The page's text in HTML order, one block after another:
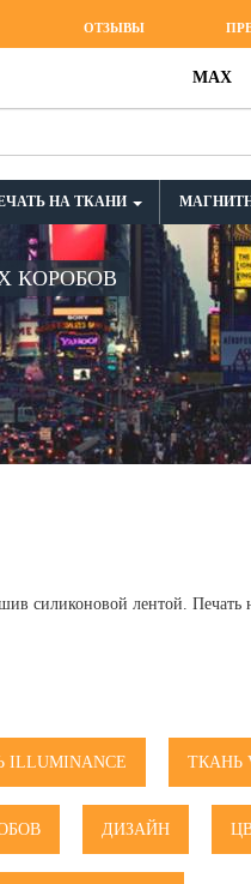
ОТЗЫВЫ
MAX
НА ТКАНИ
КОРОБОВ
силиконовой лентой. Печать
ILLUMINANCE ТКАНЬ
ДИЗАЙН